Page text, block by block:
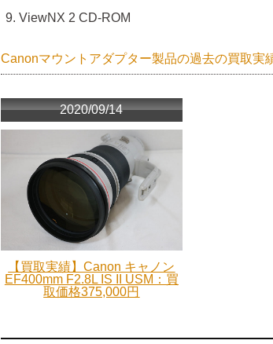
ViewNX 2 CD-ROM
Canonマウントアダプター製品の過去の買取実
2020/09/14
【買取実績】Canon キャノン
EF400mm F2.8L IS II USM：買
取価格375,000円